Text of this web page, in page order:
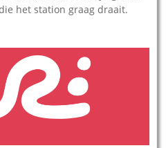
het station graag draait.